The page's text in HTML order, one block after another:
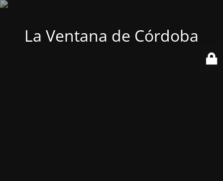
La Ventana de Córdoba